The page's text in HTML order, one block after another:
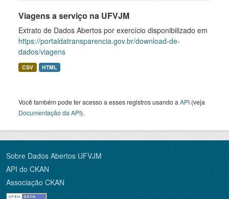
Viagens a serviço na UFVJM
Extrato de Dados Abertos por exercício disponibilizado em
https://portaldatransparencia.gov.br/download-de-
dados/viagens
CSV HTML
Você também pode ter acesso a esses registros usando a API (veja
Documentação da API).
Sobre Dados Abertos UFVJM
API do CKAN
Associação CKAN